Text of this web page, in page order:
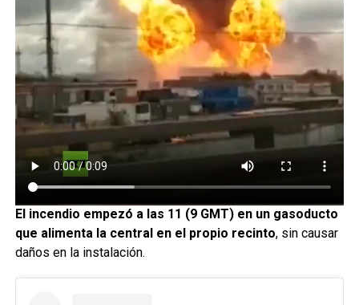
El incendio empezó a las 11 (9 GMT) en un gasoducto
que alimenta la central en el propio recinto, sin causar
daños en la instalación.